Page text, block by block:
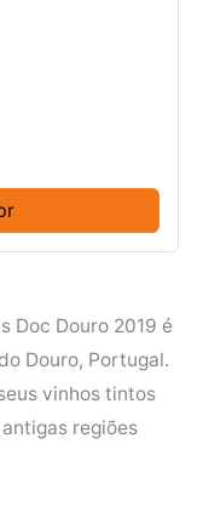
Doc Douro 2019 é
Douro, Portugal.
vinhos tintos
regiões